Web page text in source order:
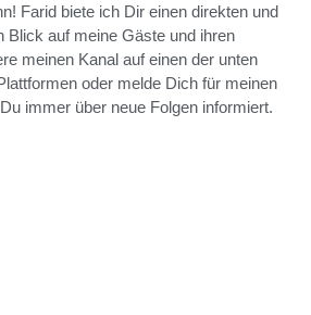
Farid biete ich Dir einen direkten und
Blick auf meine Gäste und ihren
meinen Kanal auf einen der unten
oder melde Dich für meinen
immer über neue Folgen informiert.